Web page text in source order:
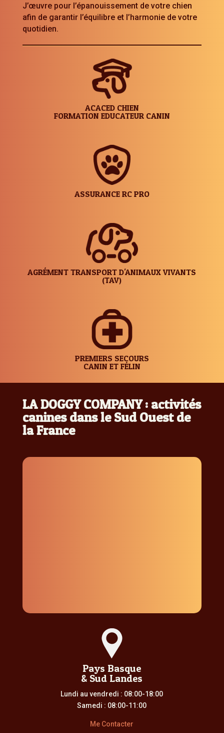
J’œuvre pour l’épanouissement de votre chien
afin de garantir l’équilibre et l’harmonie de votre
quotidien.
ACACED CHIEN
FORMATION EDUCATEUR CANIN
ASSURANCE RC PRO
AGRÉMENT TRANSPORT D'ANIMAUX VIVANTS
(TAV)
PREMIERS SECOURS
CANIN ET FÉLIN
LA DOGGY COMPANY : activités
canines dans le Sud Ouest de
la France
Pays Basque
& Sud Landes
Lundi au vendredi : 08:00-18:00
Samedi : 08:00-11:00
Me Contacter